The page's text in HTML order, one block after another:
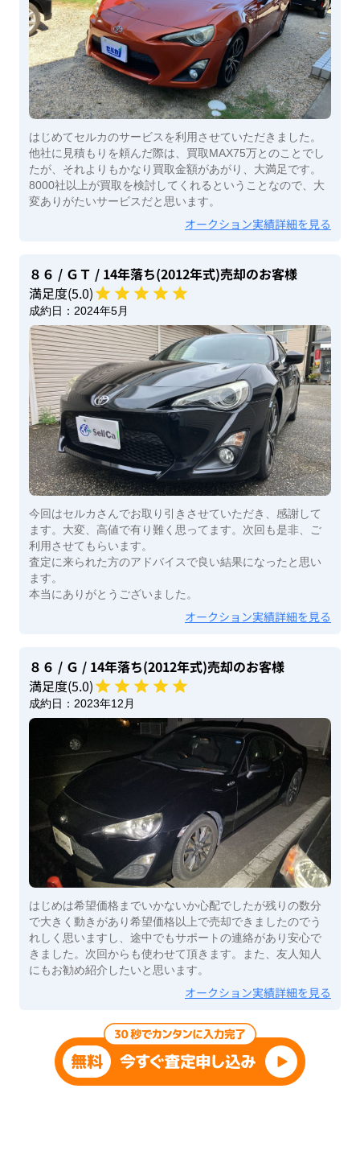
はじめてセルカのサービスを利用させていただきました。
他社に見積もりを頼んだ際は、買取MAX75万とのことでし
たが、それよりもかなり買取金額があがり、大満足です。
8000社以上が買取を検討してくれるということなので、大
変ありがたいサービスだと思います。
オークション実績詳細を見る
８６ / ＧＴ / 14年落ち(2012年式)売却のお客様
満足度(5.0)
成約日： 2024年5月
今回はセルカさんでお取り引きさせていただき、感謝して
ます。大変、高値で有り難く思ってます。次回も是非、ご
利用させてもらいます。
査定に来られた方のアドバイスで良い結果になったと思い
ます。
本当にありがとうございました。
オークション実績詳細を見る
８６ / Ｇ / 14年落ち(2012年式)売却のお客様
満足度(5.0)
成約日： 2023年12月
はじめは希望価格までいかないか心配でしたが残りの数分
で大きく動きがあり希望価格以上で売却できましたのでう
れしく思いますし、途中でもサポートの連絡があり安心で
きました。次回からも使わせて頂きます。また、友人知人
にもお勧め紹介したいと思います。
オークション実績詳細を見る